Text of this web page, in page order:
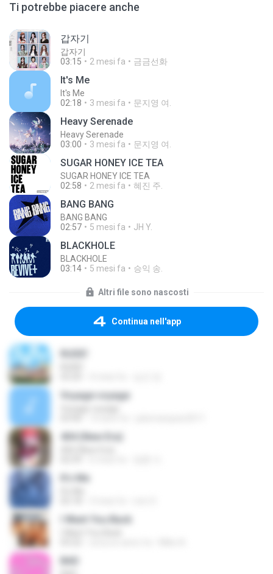
Ti potrebbe piacere anche
갑자기
갑자기
03:15
2 mesi fa 금금선화
It′s Me
It′s Me
02:18
3 mesi fa 문지영 여.
Heavy Serenade
Heavy Serenade
03:00
3 mesi fa 문지영 여.
SUGAR HONEY ICE TEA
SUGAR HONEY ICE TEA
02:58
2 mesi fa 혜진 주.
BANG BANG
BANG BANG
02:57
5 mesi fa JH Y.
BLACKHOLE
BLACKHOLE
03:14
5 mesi fa 승익 송.
Altri file sono nascosti
Continua nell'app
Voyage voyage
404 (New Era)
It′s Me
I Want You Back
BAD